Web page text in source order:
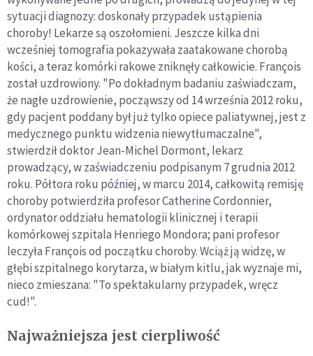
sytuacji diagnozy: doskonały przypadek ustąpienia
choroby! Lekarze są oszołomieni. Jeszcze kilka dni
wcześniej tomografia pokazywała zaatakowane chorobą
kości, a teraz komórki rakowe zniknęły całkowicie. François
został uzdrowiony. "Po dokładnym badaniu zaświadczam,
że nagłe uzdrowienie, począwszy od 14 września 2012 roku,
gdy pacjent poddany był już tylko opiece paliatywnej, jest z
medycznego punktu widzenia niewytłumaczalne",
stwierdził doktor Jean-Michel Dormont, lekarz
prowadzący, w zaświadczeniu podpisanym 7 grudnia 2012
roku. Półtora roku później, w marcu 2014, całkowitą remisję
choroby potwierdziła profesor Catherine Cordonnier,
ordynator oddziału hematologii klinicznej i terapii
komórkowej szpitala Henriego Mondora; pani profesor
leczyła François od początku choroby. Wciąż ją widzę, w
głębi szpitalnego korytarza, w białym kitlu, jak wyznaje mi,
nieco zmieszana: "To spektakularny przypadek, wręcz
cud!".
Najważniejsza jest cierpliwość